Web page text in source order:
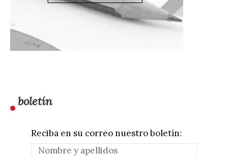
boletín
Reciba en su correo nuestro boletín: